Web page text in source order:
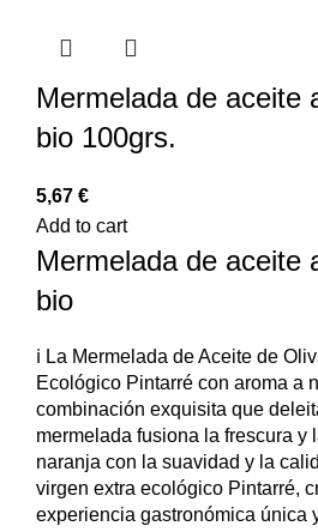
Mermelada de aceite
bio 100grs.
5,67 €
Add to cart
Mermelada de aceite
bio
ℹ️ La Mermelada de Aceite de
Ecológico Pintarré con aroma a
combinación exquisita que
mermelada fusiona la frescura y
naranja con la suavidad y la
virgen extra ecológico Pintarré,
experiencia gastronómica única